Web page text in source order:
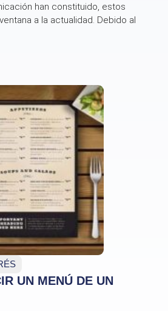
han constituido, estos
a la actualidad. Debido al
UN MENÚ DE UN